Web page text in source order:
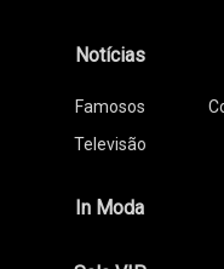
Notícias
Famosos
Televisão
In Moda